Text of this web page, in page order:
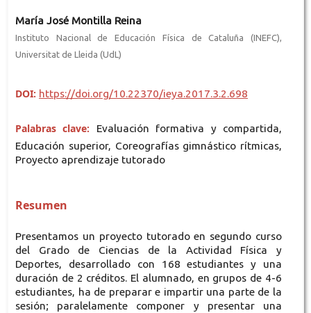
María José Montilla Reina
Instituto Nacional de Educación Física de Cataluña (INEFC),
Universitat de Lleida (UdL)
DOI: https://doi.org/10.22370/ieya.2017.3.2.698
Palabras clave:
Evaluación formativa y compartida,
Educación superior, Coreografías gimnástico rítmicas,
Proyecto aprendizaje tutorado
Resumen
Presentamos un proyecto tutorado en segundo curso
del Grado de Ciencias de la Actividad Física y
Deportes, desarrollado con 168 estudiantes y una
duración de 2 créditos. El alumnado, en grupos de 4-6
estudiantes, ha de preparar e impartir una parte de la
sesión; paralelamente componer y presentar una